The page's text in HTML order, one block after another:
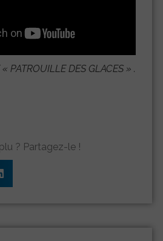
« PATROUILLE DES GLACES » .
? Partagez-le !